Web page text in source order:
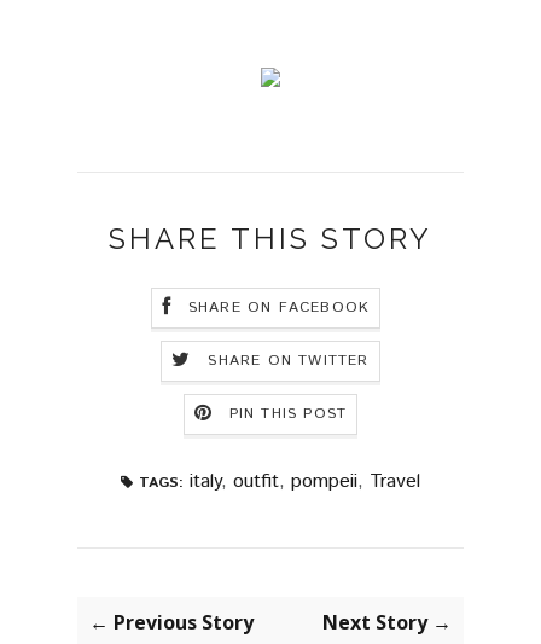
SHARE THIS STORY
SHARE ON FACEBOOK
SHARE ON TWITTER
PIN THIS POST
TAGS: italy, outfit, pompeii, Travel
← Previous Story Next Story →